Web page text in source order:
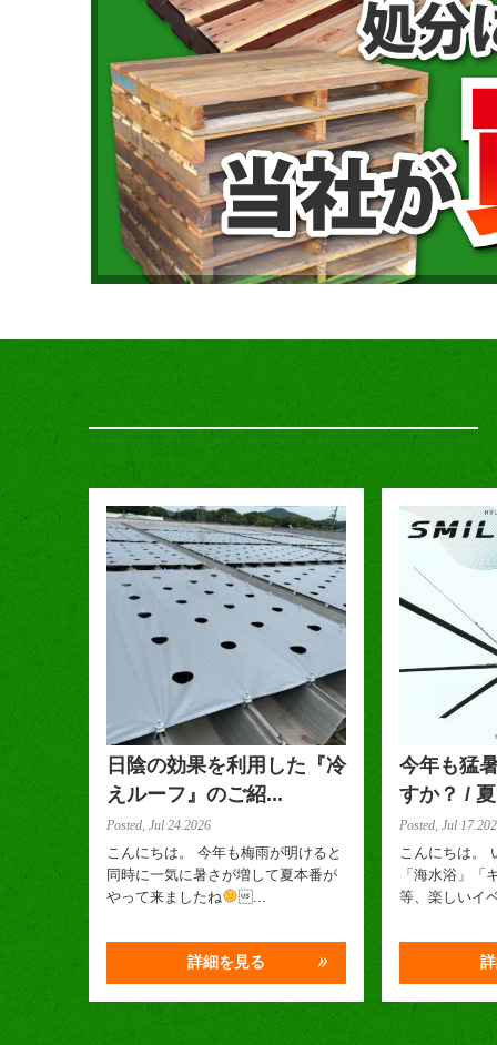
日陰の効果を利用した『冷
えルーフ』のご紹...
Posted, Jul 24.2026
こんにちは。 今年も梅雨が明けると
同時に一気に暑さが増して夏本番が
やって来ましたね
...
詳細を見る
今年も猛
すか？ /
Posted, Jul
こんにちは。
「海水浴」「
等、楽しいイ